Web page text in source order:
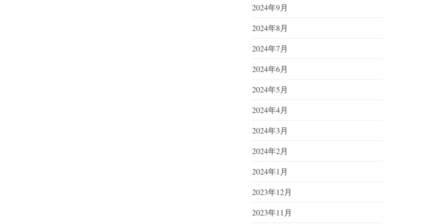
2024年9月
2024年8月
2024年7月
2024年6月
2024年5月
2024年4月
2024年3月
2024年2月
2024年1月
2023年12月
2023年11月